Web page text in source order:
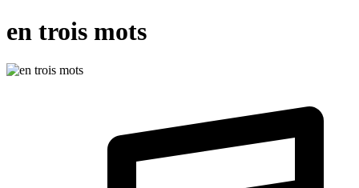
en trois mots